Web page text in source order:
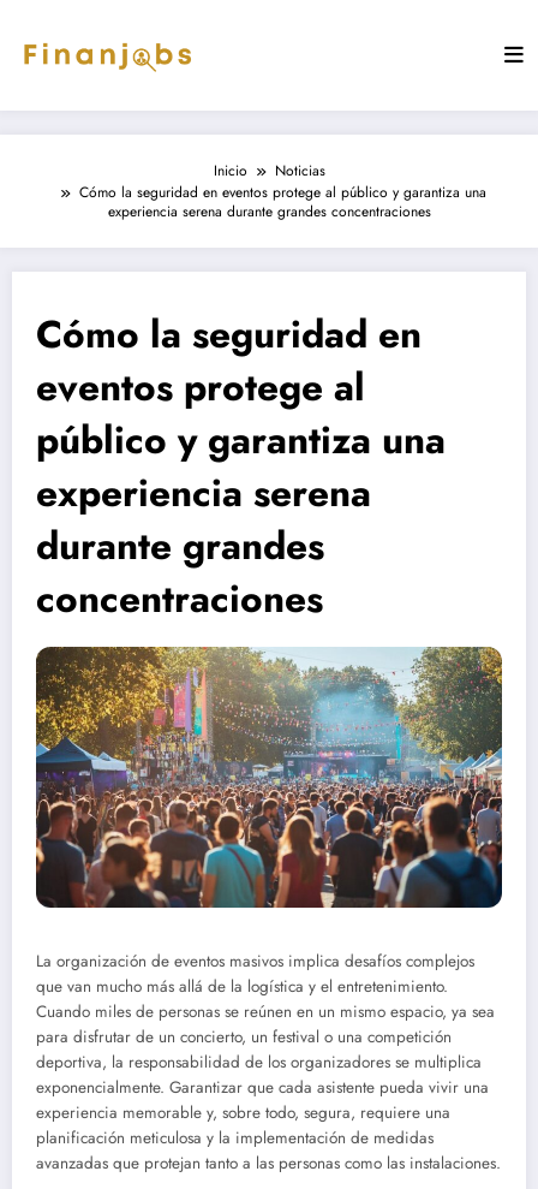
contenido
Inicio
Noticias
Cómo la seguridad en eventos protege al público y garantiza una
experiencia serena durante grandes concentraciones
Cómo la seguridad en
eventos protege al
público y garantiza una
experiencia serena
durante grandes
concentraciones
La organización de eventos masivos implica desafíos complejos
que van mucho más allá de la logística y el entretenimiento.
Cuando miles de personas se reúnen en un mismo espacio, ya sea
para disfrutar de un concierto, un festival o una competición
deportiva, la responsabilidad de los organizadores se multiplica
exponencialmente. Garantizar que cada asistente pueda vivir una
experiencia memorable y, sobre todo, segura, requiere una
planificación meticulosa y la implementación de medidas
avanzadas que protejan tanto a las personas como las instalaciones.